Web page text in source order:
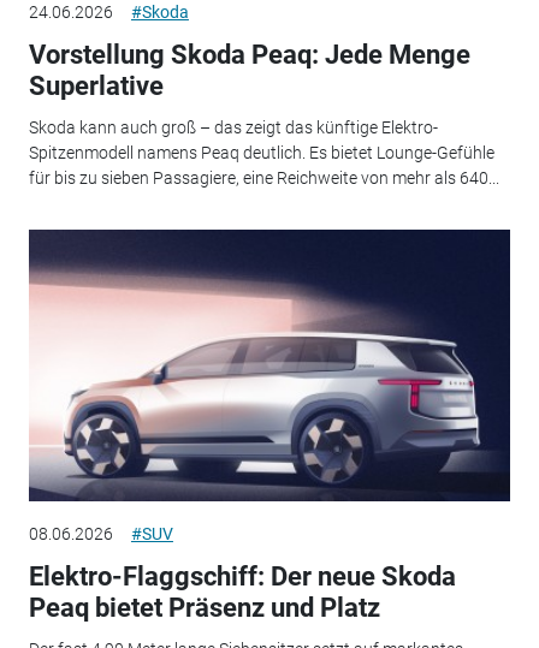
24.06.2026 #Skoda
Vorstellung Skoda Peaq: Jede Menge
Superlative
Skoda kann auch groß – das zeigt das künftige Elektro-
Spitzenmodell namens Peaq deutlich. Es bietet Lounge-Gefühle
für bis zu sieben Passagiere, eine Reichweite von mehr als 640...
08.06.2026 #SUV
Elektro-Flaggschiff: Der neue Skoda
Peaq bietet Präsenz und Platz